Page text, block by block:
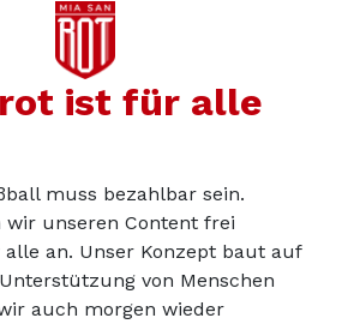
der Miasanrot-
ist für alle
muss bezahlbar sein.
wir unseren Content frei
an. Unser Konzept baut auf
von Menschen
auch morgen wieder